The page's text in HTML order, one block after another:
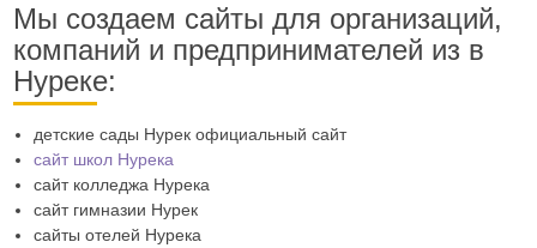
Мы создаем сайты для организаций,
компаний и предпринимателей из в
Нуреке:
детские сады Нурек официальный сайт
сайт школ Нурека
сайт колледжа Нурека
сайт гимназии Нурек
сайты отелей Нурека